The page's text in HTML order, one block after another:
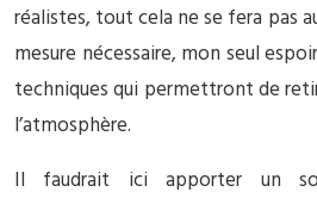
réalistes, tout cela ne se fera pas
mesure nécessaire, mon seul
techniques qui permettront de
l’atmosphère.
Il faudrait ici apporter un